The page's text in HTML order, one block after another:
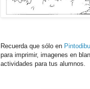
Recuerda que sólo en
para imprimir, imagenes en
actividades para tus alumnos.